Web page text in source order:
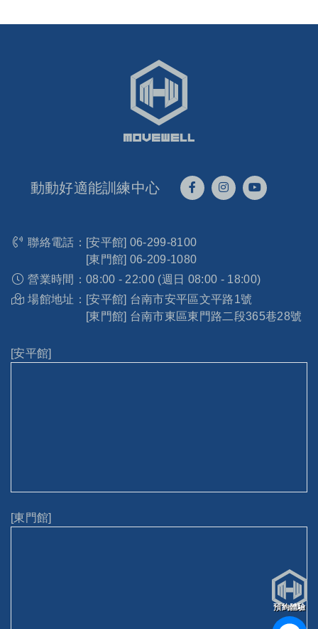
動動好適能訓練中心
聯絡電話： [安平館] 06-299-8100
[東門館] 06-209-1080
營業時間： 08:00 - 22:00 (週日 08:00 - 18:00)
場館地址： [安平館] 台南市安平區文平路1號
[東門館] 台南市東區東門路二段365巷28號
[安平館]
[東門館]
預約體驗